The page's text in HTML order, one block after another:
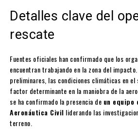
Detalles clave del
rescate
Fuentes oficiales han confirmado que los
encuentran trabajando en la zona del
preliminares, las condiciones climáticas en
factor determinante en la maniobra de la
se ha confirmado la presencia de un equipo
Aeronáutica Civil liderando las
terreno.